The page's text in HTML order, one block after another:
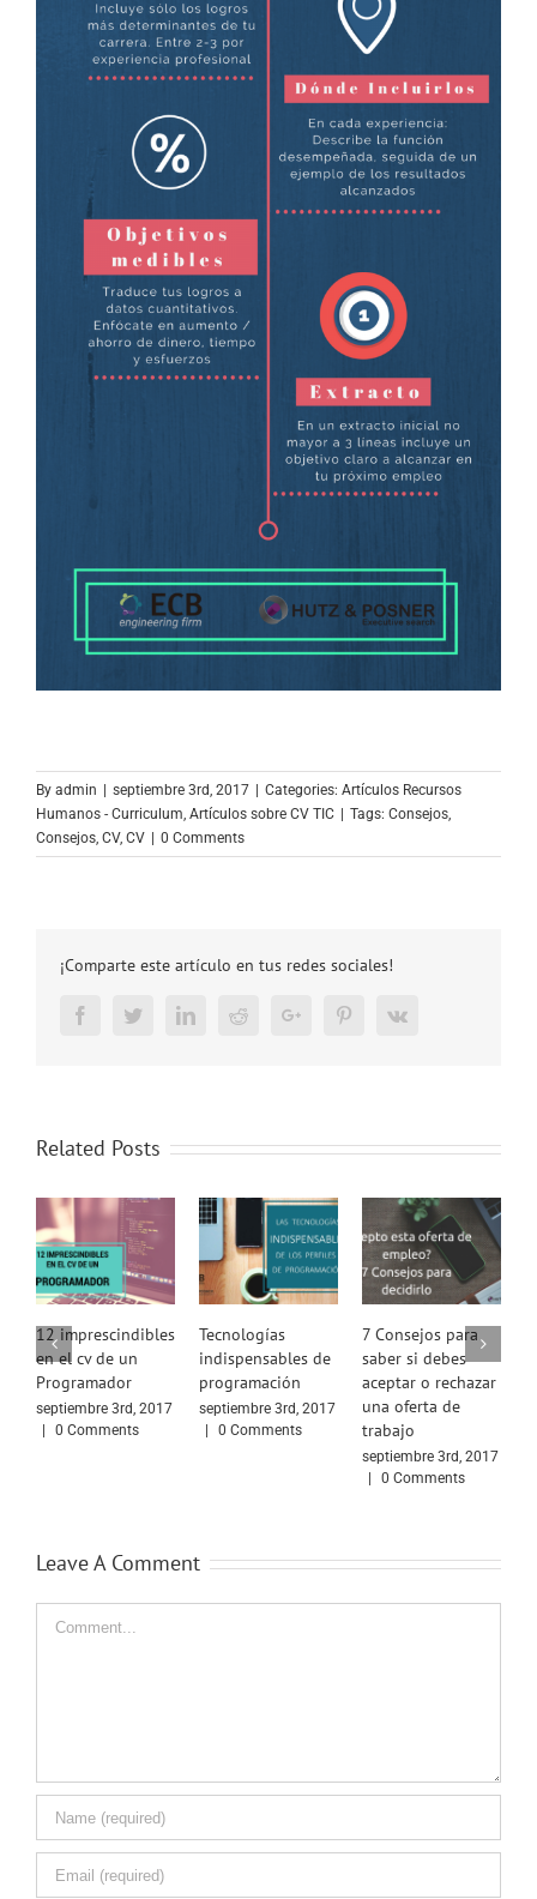
By admin septiembre 3rd, 2017 Categories: Artículos Recursos
Humanos - Curriculum, Artículos sobre CV TIC Tags: Consejos,
Consejos, CV, CV 0 Comments
¡Comparte este artículo en tus redes sociales!
FacebookTwitterLinkedInRedditGoogle+ PinterestVk
Related Posts
2017
Tecnologías
indispensables de
programación
septiembre 3rd, 2017
| 0 Comments
7 Consejos para
saber si debes
aceptar o rechazar
una oferta de
trabajo
septiembre 3rd, 2017
Enamórate de tu
trabajo
septiembre 4th, 2017
| 0 Comments
Leave A Comment
Comment